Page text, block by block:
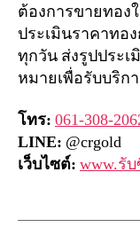
ต้องการขายทอง
ประเมินราคาทอ
ทุกวัน ส่งรูปประเ
หมายเพื่อรับบริก
โทร: 061-308-
LINE: @crgold
เว็บไซต์: www.รั